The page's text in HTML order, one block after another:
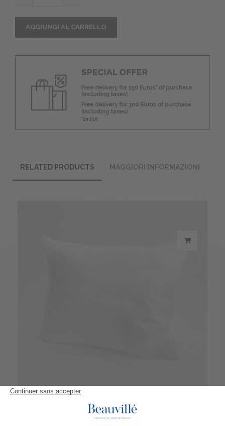
AGGIUNGI AL CARRELLO
RELATED PRODUCTS MAGGIORI INFORMAZIONI
Cuscino di imbottitura rettangolare
10,50 €